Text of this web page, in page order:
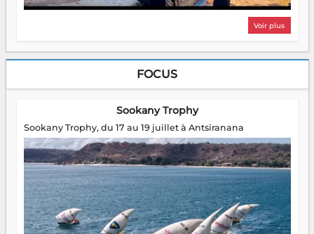
Voir plus
FOCUS
Sookany Trophy
Sookany Trophy, du 17 au 19 juillet à Antsiranana